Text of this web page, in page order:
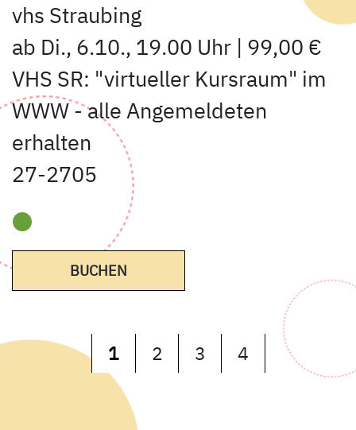
vhs Straubing
ab Di., 6.10., 19.00 Uhr | 99,00 €
VHS SR: "virtueller Kursraum" im
WWW - alle Angemeldeten
erhalten
27-2705
BUCHEN
1 2 3 4